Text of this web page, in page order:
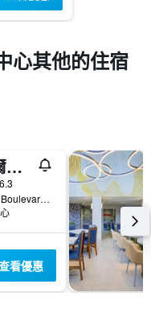
心​其他的住宿
傑克遜維爾機場希爾頓逸林酒店 - 傑克遜維爾
1201 Riverplace Boulevard, 杰克遜維爾（佛羅里達州）, FL, 美國
看優惠